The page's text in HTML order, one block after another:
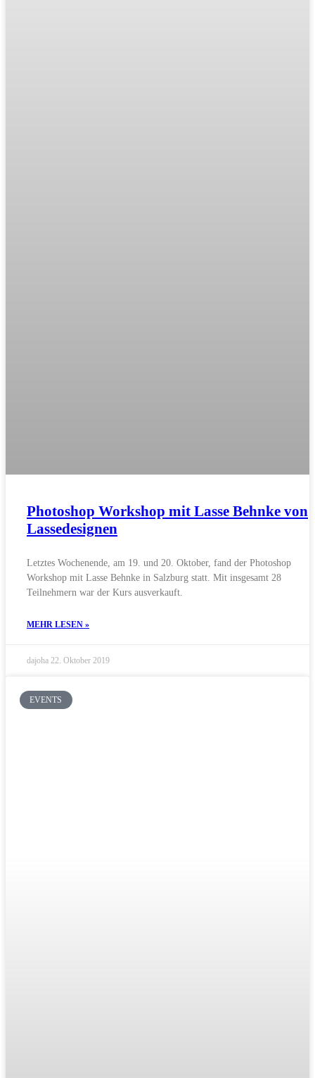
Photoshop Workshop mit Lasse Behnke von
Lassedesignen
Letztes Wochenende, am 19. und 20. Oktober, fand der Photoshop
Workshop mit Lasse Behnke in Salzburg statt. Mit insgesamt 28
Teilnehmern war der Kurs ausverkauft.
MEHR LESEN »
dajoha 22. Oktober 2019
EVENTS